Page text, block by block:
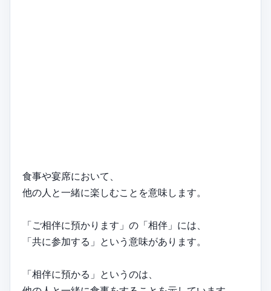
食事や宴席において、
他の人と一緒に楽しむことを意味します。
「ご相伴に預かります」の「相伴」には、
「共に参加する」という意味があります。
「相伴に預かる」というのは、